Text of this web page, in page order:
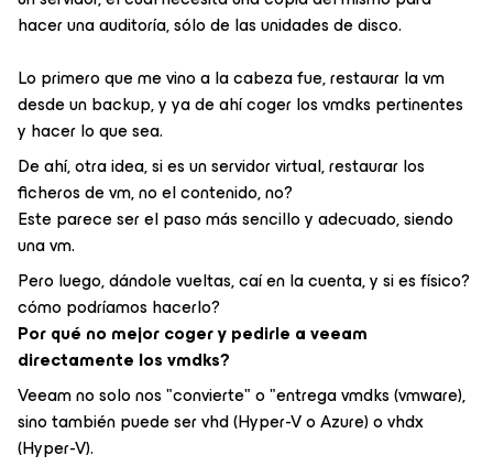
hacer una auditoría, sólo de las unidades de disco.
Lo primero que me vino a la cabeza fue, restaurar la vm
desde un backup, y ya de ahí coger los vmdks pertinentes
y hacer lo que sea.
De ahí, otra idea, si es un servidor virtual, restaurar los
ficheros de vm, no el contenido, no?
Este parece ser el paso más sencillo y adecuado, siendo
una vm.
Pero luego, dándole vueltas, caí en la cuenta, y si es físico?
cómo podríamos hacerlo?
Por qué no mejor coger y pedirle a veeam
directamente los vmdks?
Veeam no solo nos "convierte" o "entrega vmdks (vmware),
sino también puede ser vhd (Hyper-V o Azure) o vhdx
(Hyper-V).